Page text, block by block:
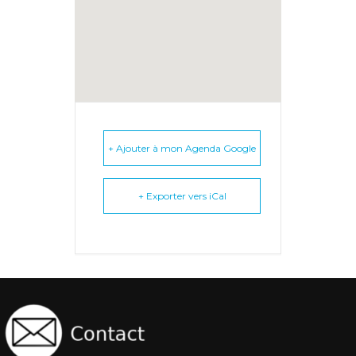
+ Ajouter à mon Agenda Google
+ Exporter vers iCal